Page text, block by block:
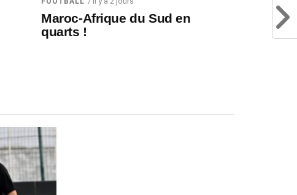
Maroc-Afrique du Sud en
quarts !